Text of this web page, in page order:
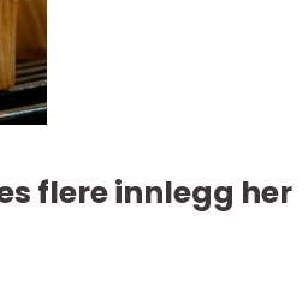
flere innlegg her